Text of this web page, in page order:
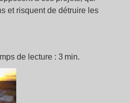
et risquent de détruire les
de lecture : 3 min.